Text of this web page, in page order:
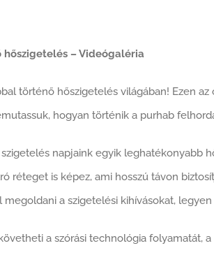
– Videógaléria
történő hőszigetelés világában! Ezen
hogyan történik a purhab
napjaink egyik leghatékonyabb
réteget is képez, ami hosszú távon
megoldani a szigetelési kihívásokat,
a szórási technológia folyamatát,